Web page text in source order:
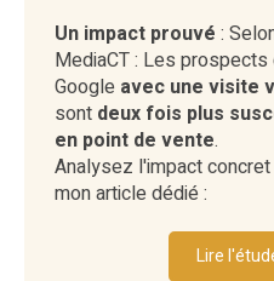
Un impact prouvé :
MediaCT : Les
Google avec une visite
sont deux fois plus
en point de vente.
Analysez l'impact
mon article dédié :
Lire